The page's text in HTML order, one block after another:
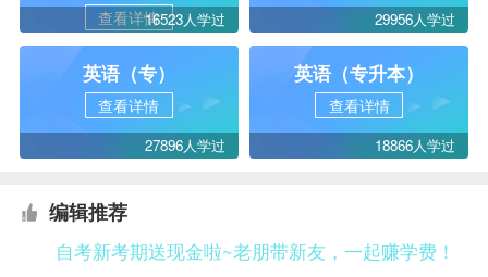
查看详情16523人学过 29956人学过
英语（专）
查看详情
27896人学过
英语（专升本）
查看详情
18866人学过
编辑推荐
自考新考期送现金啦~老朋带新友，一起赚学费！